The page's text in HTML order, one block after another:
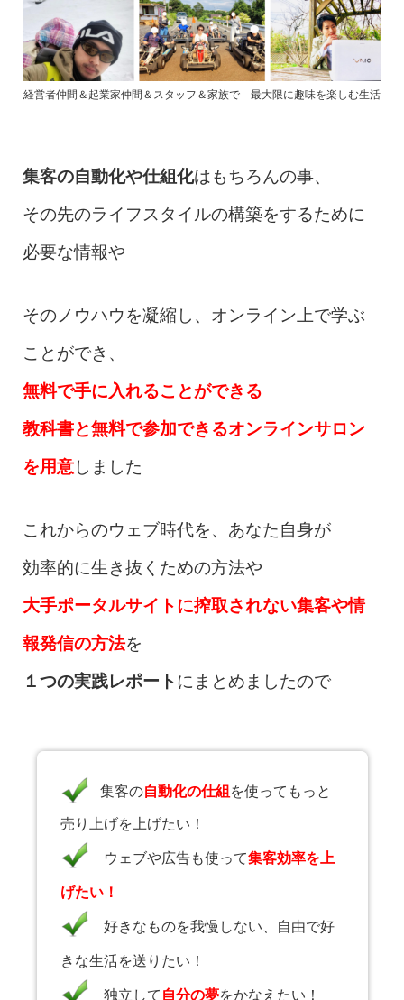
経営者仲間＆起業家仲間＆スタッフ＆家族で 最大限に趣味を楽しむ生活
集客の自動化や仕組化はもちろんの事、
その先のライフスタイルの構築をするために
必要な情報や
そのノウハウを凝縮し、オンライン上で学ぶ
ことができ、
無料で手に入れることができる
教科書と無料で参加できるオンラインサロン
を用意しました
これからのウェブ時代を、あなた自身が
効率的に生き抜くための方法や
大手ポータルサイトに搾取されない集客や情
報発信の方法を
１つの実践レポートにまとめましたので
集客の自動化の仕組 を使ってもっと
売り上げを上げたい！
ウェブや広告も使って集客効率を上
げたい！
好きなものを我慢しない、自由で好
きな生活を送りたい！
独立して 自分の夢をかなえたい！